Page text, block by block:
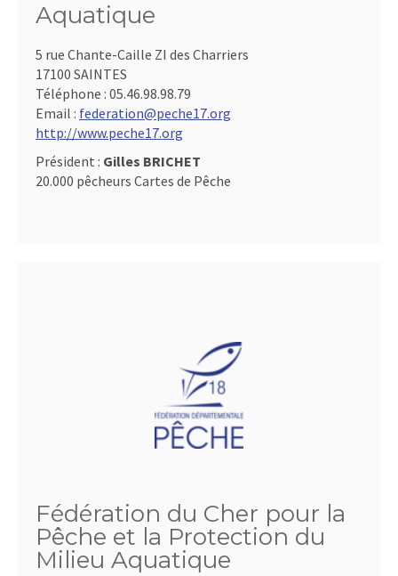
Aquatique
5 rue Chante-Caille ZI des Charriers
17100 SAINTES
Téléphone : 05.46.98.98.79
Email : federation@peche17.org
http://www.peche17.org
Président : Gilles BRICHET
20.000 pêcheurs Cartes de Pêche
Fédération du Cher pour la
Pêche et la Protection du
Milieu Aquatique